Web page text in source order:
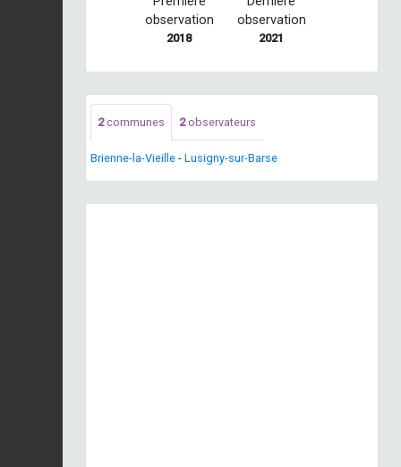
observation
2018
observation
2021
2communes 2observateurs
Brienne-la-Vieille - Lusigny-sur-Barse